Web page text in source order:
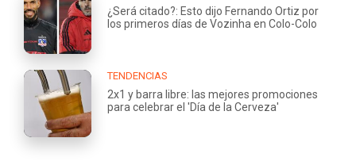
¿Será citado?: Esto dijo Fernando Ortiz por
los primeros días de Vozinha en Colo-Colo
TENDENCIAS
2x1 y barra libre: las mejores promociones
para celebrar el 'Día de la Cerveza'